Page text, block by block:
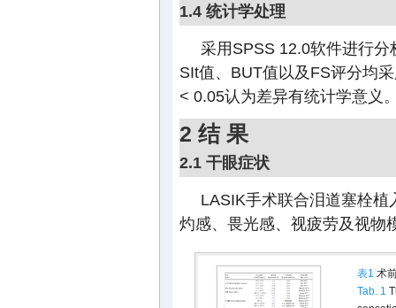
1.4 统计学处理
采用SPSS 12.0软件进行
SIt值、BUT值以及FS评分均
< 0.05认为差异有统计学意义
2 结 果
2.1 干眼症状
LASIK手术联合泪道塞栓
灼感、畏光感、视疲劳及视物
表1 术
Tab. 1